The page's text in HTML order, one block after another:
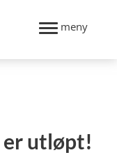
meny
er utløpt!